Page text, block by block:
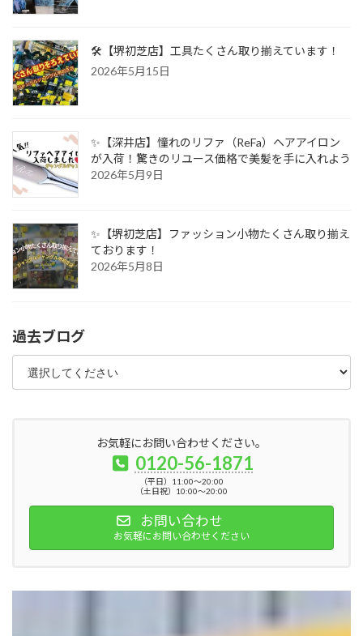
🛠️【堺初芝店】工具たくさん取り揃えています！
2026年5月15日
✨【深井店】憧れのリファ（ReFa）ヘアアイロン
が入荷！驚きのリユース価格で美髪を手に入れよう
2026年5月9日
✨【堺初芝店】ファッション小物たくさん取り揃え
ております！
2026年5月8日
過去ブログ
お気軽にお問い合わせください。
0120-56-1871
（平日）11:00～20:00
（土日祝）10:00～20:00
お問い合わせ
お気軽にお問い合わせください